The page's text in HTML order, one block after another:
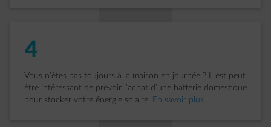
4
Vous n’êtes pas toujours à la maison en journée ? Il est peut
être intéressant de prévoir l’achat d’une batterie domestique
pour stocker votre énergie solaire. En savoir plus.